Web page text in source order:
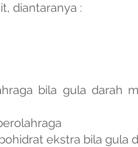
diantaranya :
bila gula darah
ekstra bila gula